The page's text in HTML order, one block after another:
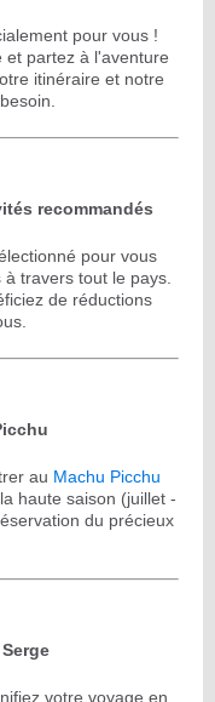
pour vous !
partez à l'aventure
itinéraire et notre
recommandés
pour vous
travers tout le pays.
de réductions
au Machu Picchu
haute saison (juillet -
du précieux
votre voyage en